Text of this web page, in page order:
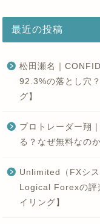
最近の投稿
松田瀬名｜
92.3%の落とし穴
グ】
プロトレーダー翔
る？なぜ無料なの
Unlimited（FXシ
Logical Forexの評
イリング】